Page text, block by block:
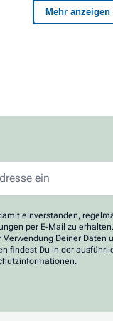
einverstanden,
per E-Mail zu
Verwendung Deiner Daten
findest Du in der